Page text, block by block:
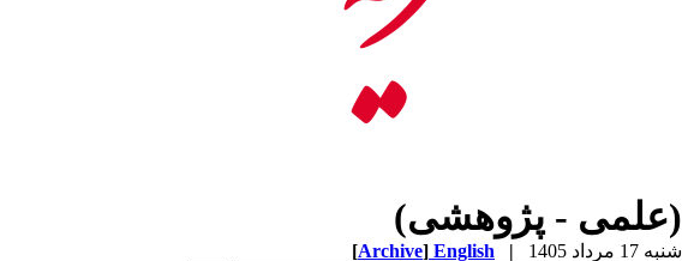
(علمی - پژوهشی)
شنبه 17 مرداد 1405 |
English
[Archive]